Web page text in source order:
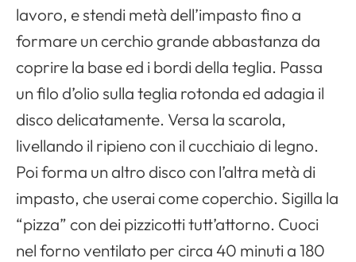
lavoro, e stendi metà dell’impasto fino a
formare un cerchio grande abbastanza da
coprire la base ed i bordi della teglia. Passa
un filo d’olio sulla teglia rotonda ed adagia il
disco delicatamente. Versa la scarola,
livellando il ripieno con il cucchiaio di legno.
Poi forma un altro disco con l’altra metà di
impasto, che userai come coperchio. Sigilla la
“pizza” con dei pizzicotti tutt’attorno. Cuoci
nel forno ventilato per circa 40 minuti a 180